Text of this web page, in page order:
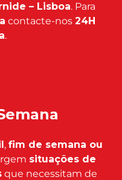
– Lisboa. Para
contacte-nos 24H
.
, fim de semana ou
situações de
que necessitam de